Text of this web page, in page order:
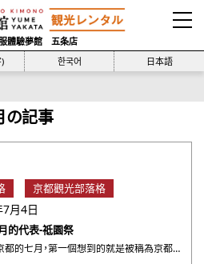
體驗夢館 五条店
한국어 日本語
記事
京都觀光部落格
月4日
的代表-祗園祭
一說到京都的七月，第一個想到的就是被稱為京都三大祭典的為期一個月的祇園祭。 最早起源於平安時代，為了祈求平息疫 ・・・